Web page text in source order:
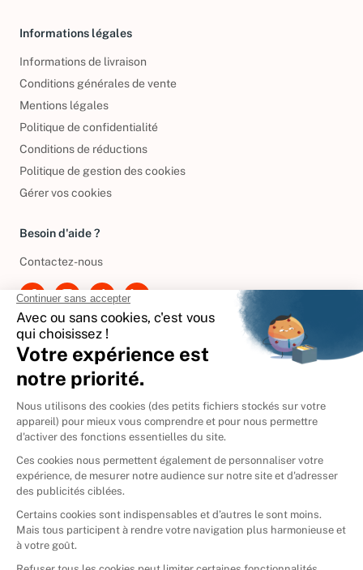
Informations légales
Informations de livraison
Conditions générales de vente
Mentions légales
Politique de confidentialité
Conditions de réductions
Politique de gestion des cookies
Gérer vos cookies
Besoin d'aide ?
Contactez-nous
International
🇪🇸 Espagne
🇩🇪Allemagne
🇮🇹 Italie